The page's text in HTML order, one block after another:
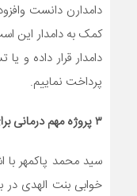
دامدارن دانست
کمک به دامدار این
دامدار قرار داده و
پرداخت نماییم.
۳ پروژه مهم درمانی برای خراسان شمالی در قانون بودجه ۱۴۰۰